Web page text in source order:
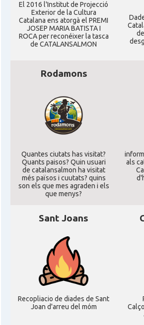
El 2016 l'Institut de Projecció
Exterior de la Cultura
Catalana ens atorgà el PREMI
JOSEP MARIA BATISTA I
ROCA per reconéixer la tasca
de CATALANSALMON
Rodamons
Quantes ciutats has visitat?
Quants paisos? Quin usuari
de catalansalmon ha visitat
més països i cuutats? quins
son els que mes agraden i els
que menys?
als
Sant Joans
Recopliacio de diades de Sant
Joan d'arreu del móm